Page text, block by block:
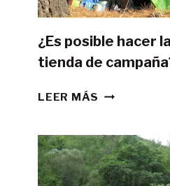
¿Es posible hacer
tienda de
LEER MÁS ¿ES
LA
GR11
CON